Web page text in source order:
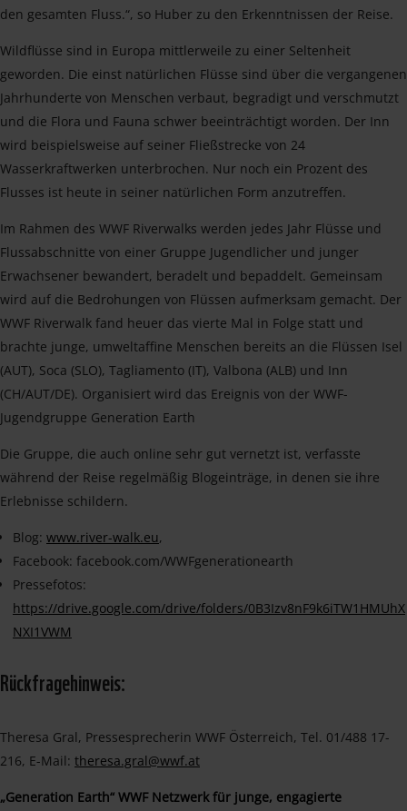
den gesamten Fluss.“, so Huber zu den Erkenntnissen der Reise.
Wildflüsse sind in Europa mittlerweile zu einer Seltenheit
geworden. Die einst natürlichen Flüsse sind über die vergangenen
Jahrhunderte von Menschen verbaut, begradigt und verschmutzt
und die Flora und Fauna schwer beeinträchtigt worden. Der Inn
wird beispielsweise auf seiner Fließstrecke von 24
Wasserkraftwerken unterbrochen. Nur noch ein Prozent des
Flusses ist heute in seiner natürlichen Form anzutreffen.
Im Rahmen des WWF Riverwalks werden jedes Jahr Flüsse und
Flussabschnitte von einer Gruppe Jugendlicher und junger
Erwachsener bewandert, beradelt und bepaddelt. Gemeinsam
wird auf die Bedrohungen von Flüssen aufmerksam gemacht. Der
WWF Riverwalk fand heuer das vierte Mal in Folge statt und
brachte junge, umweltaffine Menschen bereits an die Flüssen Isel
(AUT), Soca (SLO), Tagliamento (IT), Valbona (ALB) und Inn
(CH/AUT/DE). Organisiert wird das Ereignis von der WWF-
Jugendgruppe Generation Earth
Die Gruppe, die auch online sehr gut vernetzt ist, verfasste
während der Reise regelmäßig Blogeinträge, in denen sie ihre
Erlebnisse schildern.
Blog: www.river-walk.eu,
Facebook: facebook.com/WWFgenerationearth
Pressefotos:
https://drive.google.com/drive/folders/0B3Izv8nF9k6iTW1HMUhX
NXI1VWM
Rückfragehinweis:
Theresa Gral, Pressesprecherin WWF Österreich, Tel. 01/488 17-
216, E-Mail: theresa.gral@wwf.at
„Generation Earth“ WWF Netzwerk für junge, engagierte